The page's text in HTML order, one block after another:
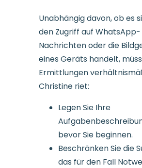
Unabhängig davon, ob es
den Zugriff auf WhatsApp-
Nachrichten oder die
eines Geräts handelt,
Ermittlungen
Christine riet:
Legen Sie Ihre
bevor Sie beginnen.
Beschränken Sie die
das für den Fall